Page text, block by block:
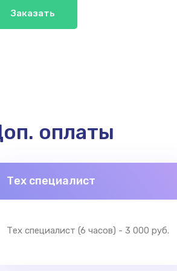
Заказать
оплаты
Тех специалист
Тех специалист (6 часов) - 3 000 руб.